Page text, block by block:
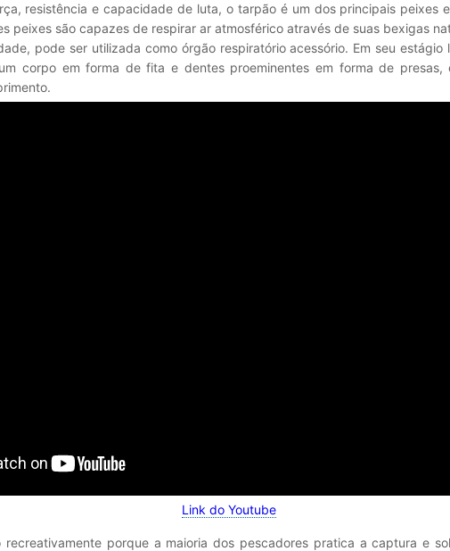
resistência e capacidade de luta, o tarpão é um dos principais peixes
peixes são capazes de respirar ar atmosférico através de suas bexigas
pode ser utilizada como órgão respiratório acessório. Em seu estágio
corpo em forma de fita e dentes proeminentes em forma de
Link do Youtube
recreativamente porque a maioria dos pescadores pratica a captura e